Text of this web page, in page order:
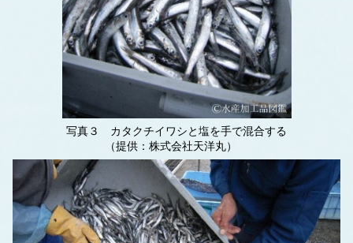
写真３ カタクチイワシと塩を手で混合する
（提供：株式会社天洋丸）